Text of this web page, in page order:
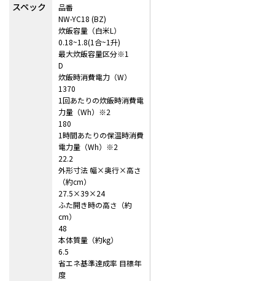
スペック
品番
NW-YC18 (BZ)
炊飯容量（白米L）
0.18~1.8(1合~1升)
最大炊飯容量区分※1
D
炊飯時消費電力（W）
1370
1回あたりの炊飯時消費電
力量（Wh）※2
180
1時間あたりの保温時消費
電力量（Wh）※2
22.2
外形寸法 幅×奥行×高さ
（約cm）
27.5×39×24
ふた開き時の高さ（約
cm）
48
本体質量（約kg）
6.5
省エネ基準達成率 目標年
度